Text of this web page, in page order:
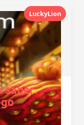
LuckyLion
saber